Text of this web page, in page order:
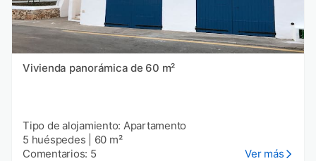
Vivienda panorámica de 60 m²
Tipo de alojamiento: Apartamento
5 huéspedes
60 m²
Comentarios: 5
Ver más